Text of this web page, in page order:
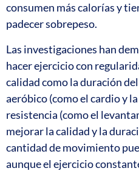
consumen más calorías y
padecer sobrepeso.
Las investigaciones han
hacer ejercicio con
calidad como la duración
aeróbico (como el cardio y
resistencia (como el
mejorar la calidad y la
cantidad de movimiento
aunque el ejercicio